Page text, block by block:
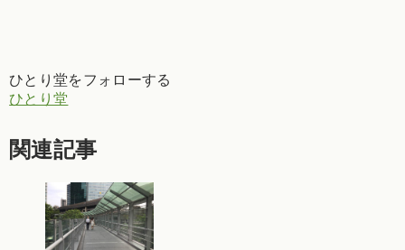
ひとり堂をフォローする
ひとり堂
関連記事